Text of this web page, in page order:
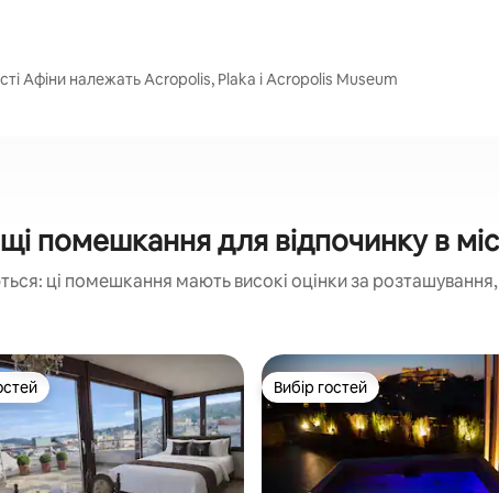
Афіни належать Acropolis, Plaka і Acropolis Museum
помешкання для відпочинку в
ці помешкання мають високі оцінки за
Вибір гостей
Вибір гостей